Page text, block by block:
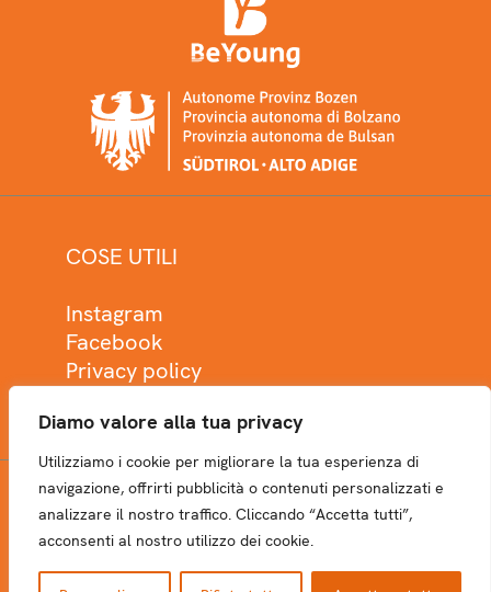
Diamo valore alla tua privacy
Utilizziamo i cookie per migliorare la tua esperienza di
navigazione, offrirti pubblicità o contenuti personalizzati e
analizzare il nostro traffico. Cliccando “Accetta tutti”,
acconsenti al nostro utilizzo dei cookie.
COSE UTILI
Instagram
Facebook
Privacy policy
NEWSLETTER